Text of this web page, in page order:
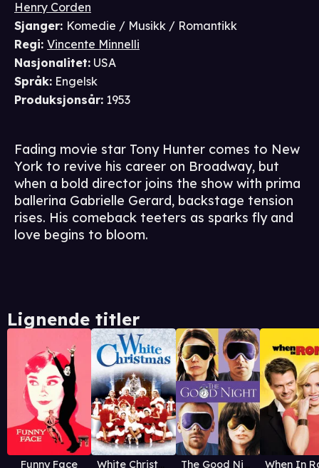
Henry Corden
Sjanger: Komedie / Musikk / Romantikk
Regi: Vincente Minnelli
Nasjonalitet: USA
Språk: Engelsk
Produksjonsår: 1953
Fading movie star Tony Hunter comes to New
York to revive his career on Broadway, but
when a bold director joins the show with prima
ballerina Gabrielle Gerard, backstage tension
rises. His comeback teeters as sparks fly and
love begins to bloom.
Lignende titler
Funny Face White Christmas The Good Night